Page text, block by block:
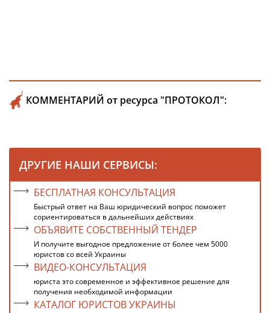
КОММЕНТАРИЙ от ресурса "ПРОТОКОЛ":
ДРУГИЕ НАШИ СЕРВИСЫ:
БЕСПЛАТНАЯ КОНСУЛЬТАЦИЯ
Быстрый ответ на Ваш юридический вопрос поможет
сориентироваться в дальнейших действиях
ОБЪЯВИТЕ СОБСТВЕННЫЙ ТЕНДЕР
И получите выгодное предложение от более чем 5000
юристов со всей Украины
ВИДЕО-КОНСУЛЬТАЦИЯ
юриста это современное и эффективное решение для
получения необходимой информации
КАТАЛОГ ЮРИСТОВ УКРАИНЫ